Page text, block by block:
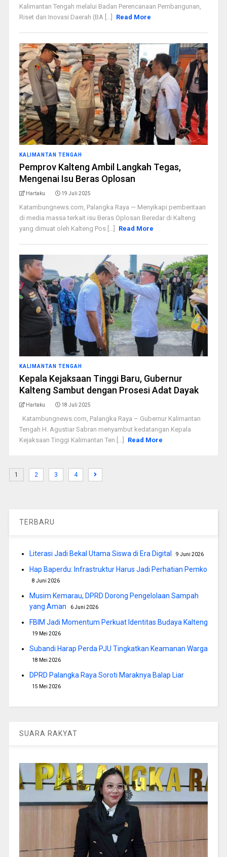
Kalimantan Tengah melalui Badan Perencanaan Pembangunan,
Riset dan Inovasi Daerah (BA [...]
Read More
KALIMANTAN TENGAH
Pemprov Kalteng Ambil Langkah Tegas,
Mengenai Isu Beras Oplosan
Hartaku 19 Juli 2025
Katambungnews.com, Palangka Raya — Menyikapi pemberitaan
di media massa terkait isu Beras Oplosan Beredar di Kalteng
yang dimuat oleh Kalteng Pos [...]
Read More
KALIMANTAN TENGAH
Kepala Kejaksaan Tinggi Baru, Gubernur
Kalteng Sambut dengan Prosesi Adat Dayak
Hartaku 18 Juli 2025
Katambungnews.com, Palangka Raya – Gubernur Kalimantan
Tengah H. Agustiar Sabran menyambut kedatangan Kepala
Kejaksaan Tinggi Kalimantan Ten [...]
Read More
1 2 3 4
TERBARU
Literasi Jadi Bekal Utama Siswa di Era Digital 9 Juni 2026
Hap Baperdu: Infrastruktur Harus Jadi Perhatian Pemko
8 Juni 2026
Musim Kemarau, DPRD Dorong Pengelolaan Sampah
yang Aman
6 Juni 2026
FBIM Jadi Momentum Perkuat Identitas Budaya Kalteng
19 Mei 2026
Subandi Harap Perda PJU Tingkatkan Keamanan Warga
18 Mei 2026
DPRD Palangka Raya Soroti Maraknya Balap Liar
15 Mei 2026
SUARA RAKYAT